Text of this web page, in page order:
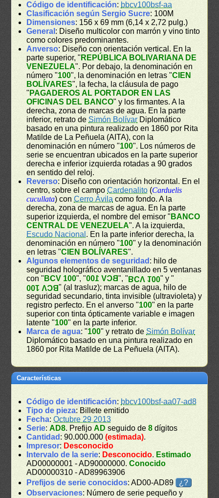
Código de identificación: bbcv100bsf-aa
Clasificación según Sergio Sucre: 100M
Dimensiones: 156 x 69 mm (6,14 x 2,72 pulg.)
General : Diseño multicolor con marrón y vino tinto
como colores predominantes.
Anverso: Diseño con orientación vertical. En la
parte superior, " REPÚBLICA BOLIVARIANA DE
VENEZUELA". Por debajo, la denominación en
número "100", la denominación en letras "CIEN
BOLÍVARES", la fecha, la cláusula de pago
" PAGADEROS AL PORTADOR EN LAS
OFICINAS DEL BANCO" y los firmantes. A la
derecha, zona de marcas de agua. En la parte
inferior, retrato deSimón Bolívar Diplomático
basado en una pintura realizado en 1860 por Rita
Matilde de La Peñuela (AITA), con la
denominación en número "100". Los números de
serie se encuentran ubicados en la parte superior
derecha e inferior izquierda rotadas a 90 grados
en sentido del reloj.
Reverso: Diseño con orientación horizontal. En el
centro, sobre el campoCardenalito (Carduelis
cucullata) conCerro Ávila como fondo. A la
derecha, zona de marcas de agua. En la parte
superior izquierda, el nombre del emisor " BANCO
CENTRAL DE VENEZUELA". A la izquierda,
Escudo Nacional . En la parte inferior derecha, la
denominación en número "100" y la denominación
en letras "CIEN BOLÍVARES".
Algunos elementos de seguridad : hilo de
seguridad holográfico aventanillado en 5 ventanas
con " BCV 100", "BCV 100", "BCV 100" y "
BCV 100" (al trasluz); marcas de agua, hilo de
seguridad secundario, tinta invisible (ultravioleta) y
registro perfecto. En el anverso "100" en la parte
superior con tinta ópticamente variable e imagen
latente "100" en la parte inferior.
Marca de agua: "100" y retrato deSimón Bolívar
Diplomático basado en una pintura realizado en
1860 por Rita Matilde de La Peñuela (AITA).
Características
Código de identificación: bbcv100bsf-aa07-ad8
Tipo de pieza: Billete emitido
Fecha:Octubre 29 2013
Serie:AD8. PrefijoAD seguido de8 dígitos
Cantidad : 90.000.000(estimada).
Impresor: Desconocido
Intervalo de la serie: Desconocido. Estimado
AD00000001 - AD90000000.Conocido
AD00000310 - AD89963906
Prefijos de serie conocidos: AD00-AD89
¿?
Observaciones: Número de serie pequeño y